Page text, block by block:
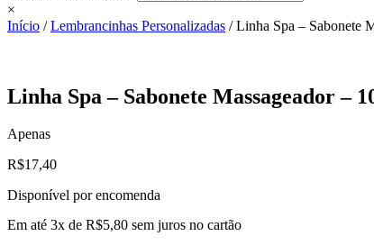
×
Início /Lembrancinhas Personalizadas / Linha Spa – Sabonete
Linha Spa – Sabonete Massageador –
Apenas
R$17,40
Disponível por encomenda
Em até 3x de R$5,80 sem juros no cartão